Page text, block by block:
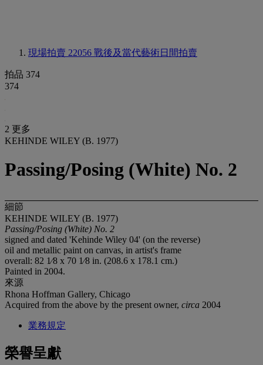
現場拍賣 22056 戰後及當代藝術日間拍賣
拍品 374
374
2 更多
KEHINDE WILEY (B. 1977)
Passing/Posing (White) No. 2
細節
KEHINDE WILEY (B. 1977)
Passing/Posing (White) No. 2
signed and dated 'Kehinde Wiley 04' (on the reverse)
oil and metallic paint on canvas, in artist's frame
overall: 82 1⁄8 x 70 1⁄8 in. (208.6 x 178.1 cm.)
Painted in 2004.
來源
Rhona Hoffman Gallery, Chicago
Acquired from the above by the present owner, circa 2004
業務規定
榮譽呈獻